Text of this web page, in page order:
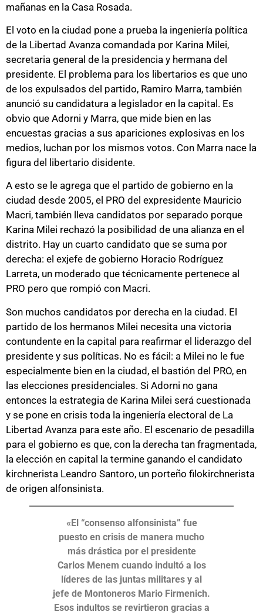
mañanas en la Casa Rosada.
El voto en la ciudad pone a prueba la ingeniería política
de la Libertad Avanza comandada por Karina Milei,
secretaria general de la presidencia y hermana del
presidente. El problema para los libertarios es que uno
de los expulsados del partido, Ramiro Marra, también
anunció su candidatura a legislador en la capital. Es
obvio que Adorni y Marra, que mide bien en las
encuestas gracias a sus apariciones explosivas en los
medios, luchan por los mismos votos. Con Marra nace la
figura del libertario disidente.
A esto se le agrega que el partido de gobierno en la
ciudad desde 2005, el PRO del expresidente Mauricio
Macri, también lleva candidatos por separado porque
Karina Milei rechazó la posibilidad de una alianza en el
distrito. Hay un cuarto candidato que se suma por
derecha: el exjefe de gobierno Horacio Rodríguez
Larreta, un moderado que técnicamente pertenece al
PRO pero que rompió con Macri.
Son muchos candidatos por derecha en la ciudad. El
partido de los hermanos Milei necesita una victoria
contundente en la capital para reafirmar el liderazgo del
presidente y sus políticas. No es fácil: a Milei no le fue
especialmente bien en la ciudad, el bastión del PRO, en
las elecciones presidenciales. Si Adorni no gana
entonces la estrategia de Karina Milei será cuestionada
y se pone en crisis toda la ingeniería electoral de La
Libertad Avanza para este año. El escenario de pesadilla
para el gobierno es que, con la derecha tan fragmentada,
la elección en capital la termine ganando el candidato
kirchnerista Leandro Santoro, un porteño filokirchnerista
de origen alfonsinista.
«El “consenso alfonsinista” fue
puesto en crisis de manera mucho
más drástica por el presidente
Carlos Menem cuando indultó a los
líderes de las juntas militares y al
jefe de Montoneros Mario Firmenich.
Esos indultos se revirtieron gracias a